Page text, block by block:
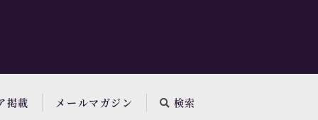
掲載 メールマガジン 検索